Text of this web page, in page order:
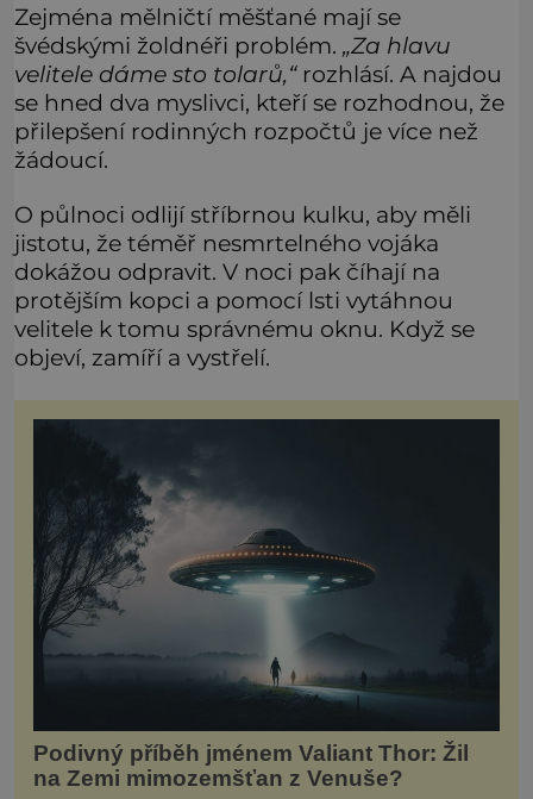
Zejména mělničtí měšťané mají se
švédskými žoldnéři problém. „Za hlavu
velitele dáme sto tolarů,“rozhlásí. A najdou
se hned dva myslivci, kteří se rozhodnou, že
přilepšení rodinných rozpočtů je více než
žádoucí.
O půlnoci odlijí stříbrnou kulku, aby měli
jistotu, že téměř nesmrtelného vojáka
dokážou odpravit. V noci pak číhají na
protějším kopci a pomocí lsti vytáhnou
velitele k tomu správnému oknu. Když se
objeví, zamíří a vystřelí.
Podivný příběh jménem Valiant Thor: Žil
na Zemi mimozemšťan z Venuše?